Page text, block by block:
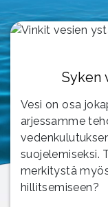
Syken
Vesi on osa
arjessamme
suojelemiseksi.
merkitystä
hillitsemiseen?